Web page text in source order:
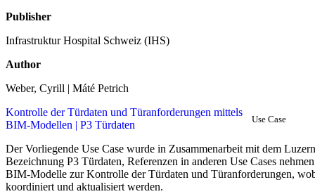
Publisher
Infrastruktur Hospital Schweiz (IHS)
Author
Weber, Cyrill | Máté Petrich
Kontrolle der Türdaten und Türanforderungen mittels
BIM-Modellen | P3 Türdaten
Use Case
Der Vorliegende Use Case wurde in Zusammenarbeit mit dem
Bezeichnung P3 Türdaten, Referenzen in anderen Use Cases
BIM-Modelle zur Kontrolle der Türdaten und Türanforderungen,
koordiniert und aktualisiert werden.